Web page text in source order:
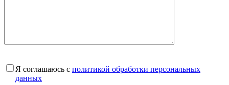
Я соглашаюсь с политикой обработки персональных
данных